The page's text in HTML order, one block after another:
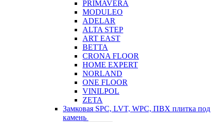
PRIMAVERA
MODULEO
ADELAR
ALTA STEP
ART EAST
BETTA
CRONA FLOOR
HOME EXPERT
NORLAND
ONE FLOOR
VINILPOL
ZETA
Замковая SPC, LVT, WPC, ПВХ плитка под
камень